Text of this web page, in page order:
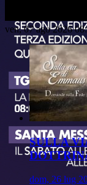
ven, 07 ago 2026
SULLA
dom, 26 lug